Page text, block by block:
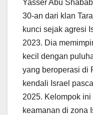
Yasser Abu
30-an dari klan
kunci sejak agresi
2023. Dia
kecil dengan
yang beroperasi di
kendali Israel
2025. Kelompok
keamanan di zona